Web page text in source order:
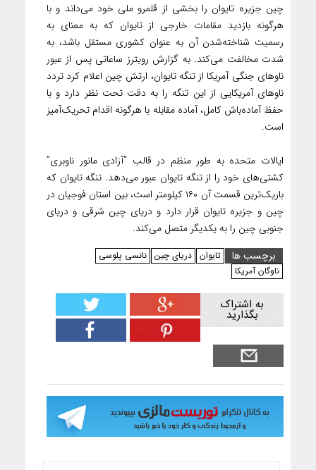
چین جزیره تایوان را بخشی از قلمرو ملی خود می‌داند و با
هرگونه بازدید مقامات خارجی از تایوان که به معنای به
رسمیت شناخته‌شدن آن به عنوان کشوری مستقل باشد، به
شدت مخالفت می‌کند. به گزارش رویترز ساعاتی پس از عبور
ناوهای جنگی آمریکا از تنگه تایوان، ارتش چین اعلام کرد تردد
ناوهای آمریکایی از این تنگه را به دقت تحت نظر دارد و با
حفظ آماده‌باش کامل، آماده مقابله با هرگونه اقدام تحریک‌آمیز
است.
ایالات متحده به طور منظم در قالب “آزادی مانور ناوبری”
کشتی‌های خود را از تنگه تایوان عبور می‌دهد. تنگه تایوان که
باریک‌ترین قسمت آن ۱۶۰ کیلومتر است، بین استان فوجیان در
چین و جزیره تایوان قرار دارد و دریای چین شرقی و دریای
جنوبی چین را به یکدیگر متصل می‌کند.
برچسب ها
تایوان دریای چین نانسی پلوسی
ناوگان آمریکا
به اشتراک
بگذارید